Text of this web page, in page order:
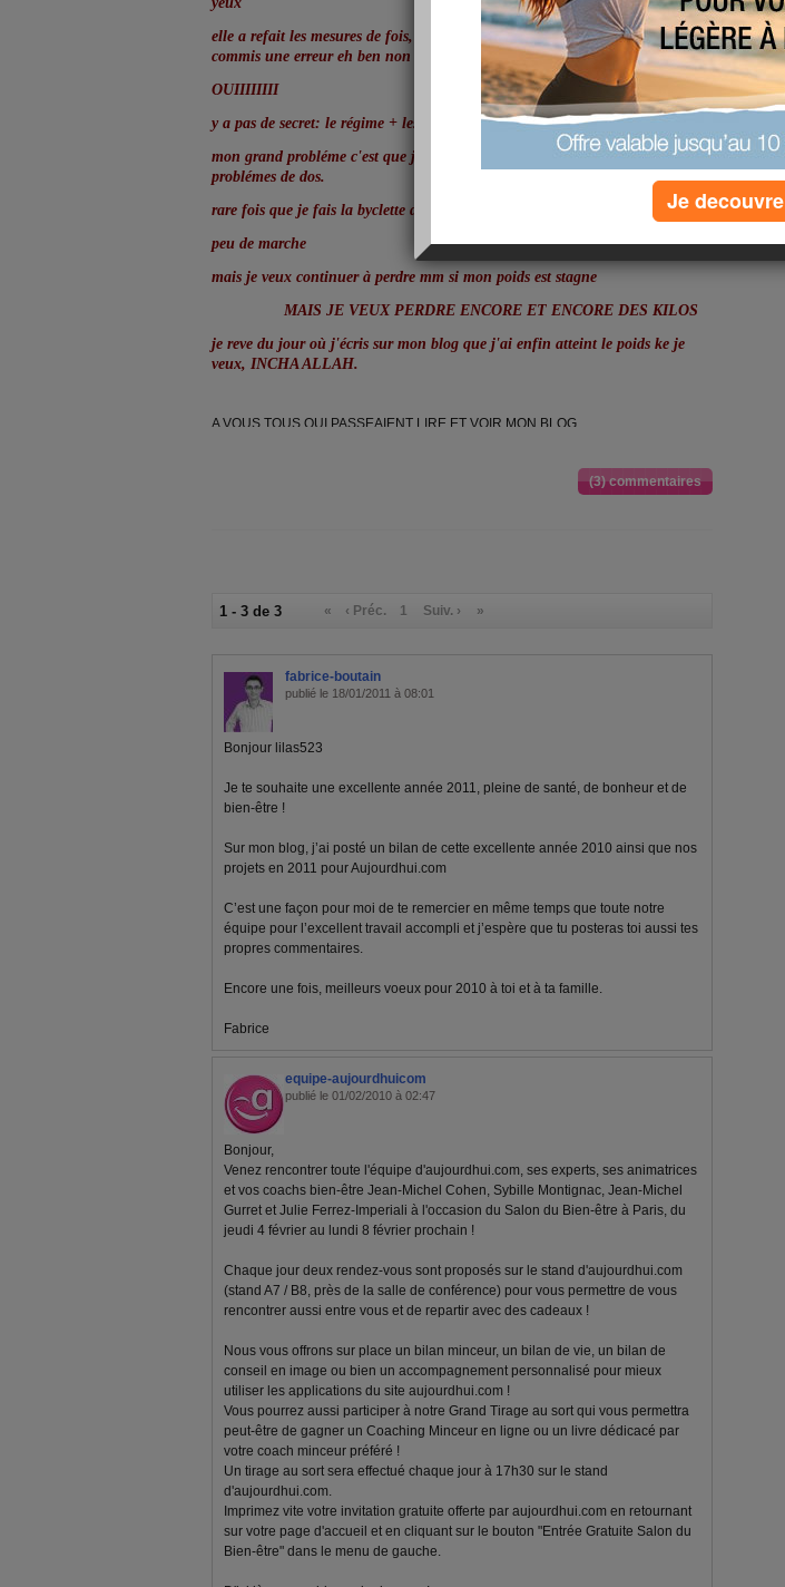
elle a refait les mesures de fois, elle m'a dit j'ai cru que c'est moi qui a
commis une erreur eh ben non félécitations
OUIIIIIIII
y a pas de secret: le régime + les seances M6 et lynphatique
mon grand probléme c'est que je ne pourrai pas du sport à cause de mes
problémes de dos.
rare fois que je fais la byclette d'appart
peu de marche
mais je veux continuer à perdre mm si mon poids est stagne
MAIS JE VEUX PERDRE ENCORE ET ENCORE DES KILOS
je reve du jour où j'écris sur mon blog que j'ai enfin atteint le poids ke je
veux, INCHA ALLAH.
(3) commentaires
1 - 3 de 3 « ‹ Préc. 1 Suiv. › »
fabrice-boutain
publié le 18/01/2011 à 08:01
Bonjour lilas523
Je te souhaite une excellente année 2011, pleine de santé, de bonheur et de
bien-être !
Sur mon blog, j’ai posté un bilan de cette excellente année 2010 ainsi que nos
projets en 2011 pour Aujourdhui.com
C’est une façon pour moi de te remercier en même temps que toute notre
équipe pour l’excellent travail accompli et j’espère que tu posteras toi aussi tes
propres commentaires.
Encore une fois, meilleurs voeux pour 2010 à toi et à ta famille.
Fabrice
equipe-aujourdhuicom
publié le 01/02/2010 à 02:47
Bonjour,
Venez rencontrer toute l'équipe d'aujourdhui.com, ses experts, ses animatrices
et vos coachs bien-être Jean-Michel Cohen, Sybille Montignac, Jean-Michel
Gurret et Julie Ferrez-Imperiali à l'occasion du Salon du Bien-être à Paris, du
jeudi 4 février au lundi 8 février prochain !
Chaque jour deux rendez-vous sont proposés sur le stand d'aujourdhui.com
(stand A7 / B8, près de la salle de conférence) pour vous permettre de vous
rencontrer aussi entre vous et de repartir avec des cadeaux !
Nous vous offrons sur place un bilan minceur, un bilan de vie, un bilan de
conseil en image ou bien un accompagnement personnalisé pour mieux
utiliser les applications du site aujourdhui.com !
Vous pourrez aussi participer à notre Grand Tirage au sort qui vous permettra
peut-être de gagner un Coaching Minceur en ligne ou un livre dédicacé par
votre coach minceur préféré !
Un tirage au sort sera effectué chaque jour à 17h30 sur le stand
d'aujourdhui.com.
Imprimez vite votre invitation gratuite offerte par aujourdhui.com en retournant
sur votre page d'accueil et en cliquant sur le bouton "Entrée Gratuite Salon du
Bien-être" dans le menu de gauche.
Je decouvre